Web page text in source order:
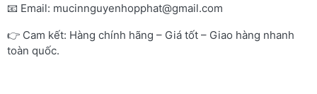
📧 Email: mucinnguyenhopphat@gmail.com
👉 Cam kết: Hàng chính hãng – Giá tốt – Giao hàng nhanh
toàn quốc.